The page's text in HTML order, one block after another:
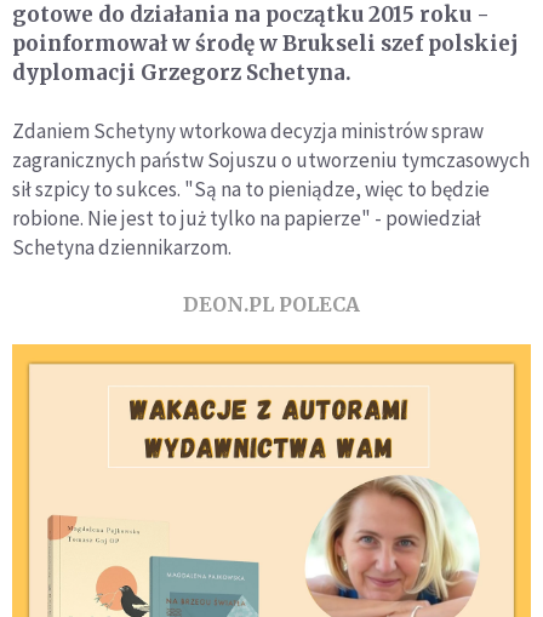
gotowe do działania na początku 2015 roku -
poinformował w środę w Brukseli szef polskiej
dyplomacji Grzegorz Schetyna.
Zdaniem Schetyny wtorkowa decyzja ministrów spraw
zagranicznych państw Sojuszu o utworzeniu tymczasowych
sił szpicy to sukces. "Są na to pieniądze, więc to będzie
robione. Nie jest to już tylko na papierze" - powiedział
Schetyna dziennikarzom.
DEON.PL POLECA